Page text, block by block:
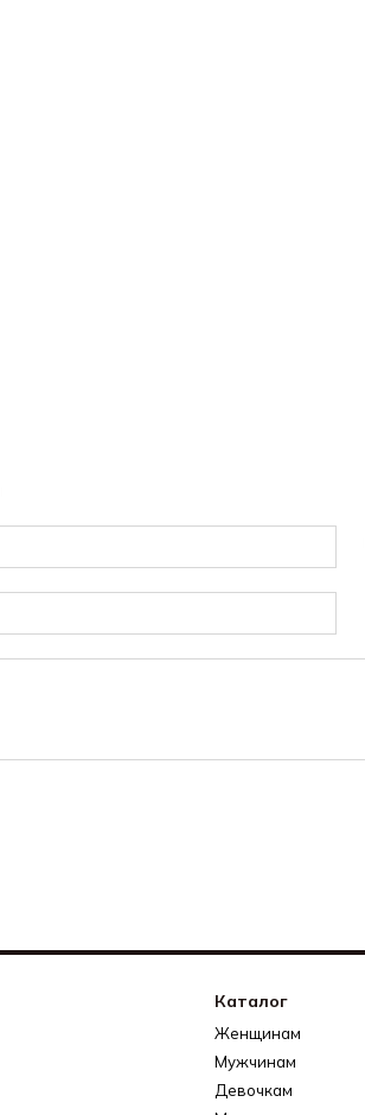
Каталог
Женщинам
Мужчинам
Девочкам